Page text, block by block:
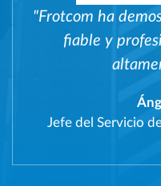
"Frotcom ha
fiable y
Jefe del Servicio